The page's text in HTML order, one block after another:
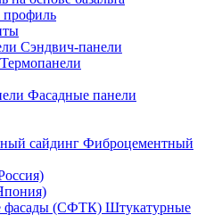
Сэндвич-панели
Термопанели
Фасадные панели
Фиброцементный
Штукатурные